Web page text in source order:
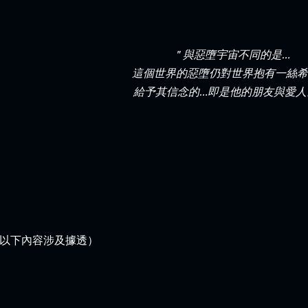
＂ 與惡墮宇宙不同的是…
這個世界的惡墮仍對世界抱有一絲希
給予其信念的…即是他的朋友與愛人
下內容涉及據透）